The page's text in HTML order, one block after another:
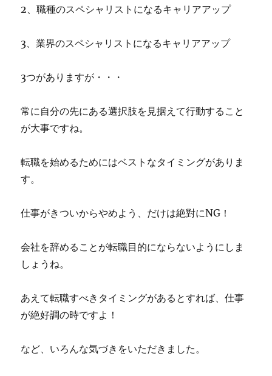
2、職種のスペシャリストになるキャリアアップ
3、業界のスペシャリストになるキャリアアップ
3つがありますが・・・
常に自分の先にある選択肢を見据えて行動すること
が大事ですね。
転職を始めるためにはベストなタイミングがありま
す。
仕事がきついからやめよう、だけは絶對にNG！
会社を辞めることが転職目的にならないようにしま
しょうね。
あえて転職すべきタイミングがあるとすれば、仕事
が絶好調の時ですよ！
など、いろんな気づきをいただきました。